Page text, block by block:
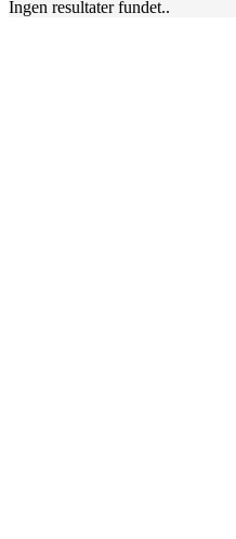
Ingen resultater fundet..